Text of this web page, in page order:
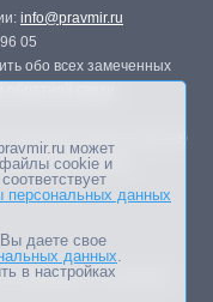
info@pravmir.ru
05
обо всех замеченных
изданиях (книгах, прессе)
редакции.
совпадать с позицией
может
cookie и
персональных данных
даете свое
данных.
в настройках